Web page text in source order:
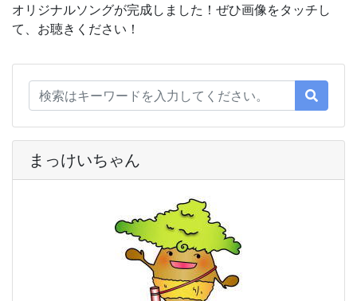
オリジナルソングが完成しました！ぜひ画像をタッチし
て、お聴きください！
まっけいちゃん